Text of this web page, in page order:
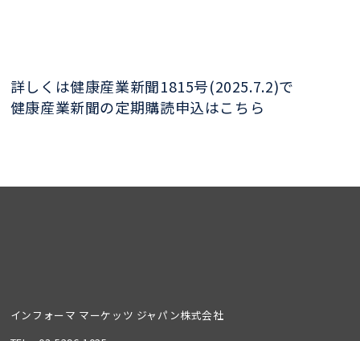
詳しくは健康産業新聞1815号(2025.7.2)で
健康産業新聞の定期購読申込はこちら
インフォーマ マーケッツ ジャパン株式会社